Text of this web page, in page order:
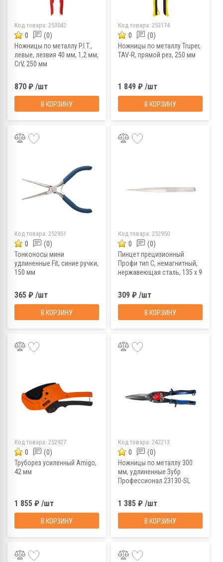
Код товара: 253042
0 (0)
Ножницы по металлу P.I.T.,
левые, лезвия 40 мм, 1,2 мм,
CrV, 250 мм
870 ₽ /шт
В КОРЗИНУ
Код товара: 253174
0 (0)
Ножницы по металлу Truper,
TAV-R, прямой рез, 250 мм
1 849 ₽ /шт
В КОРЗИНУ
Код товара: 252951
0 (0)
Тонконосы мини
удлиненные Fit, синие ручки,
150 мм
365 ₽ /шт
В КОРЗИНУ
Код товара: 252950
0 (0)
Пинцет прецизионный
Профи тип C, немагнитный,
нержавеющая сталь, 135 х 9
309 ₽ /шт
В КОРЗИНУ
Код товара: 252927
0 (0)
Труборез усиленный Amigo,
42 мм
1 855 ₽ /шт
В КОРЗИНУ
Код товара: 242213
0 (0)
Ножницы по металлу 300
мм, удлиненные Зубр
Профессионал 23130-SL
1 385 ₽ /шт
В КОРЗИНУ